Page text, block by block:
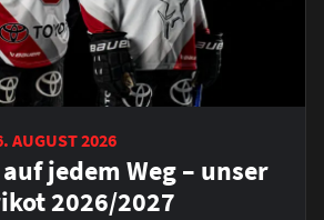
AUGUST 2026
jedem Weg – unser
2026/2027